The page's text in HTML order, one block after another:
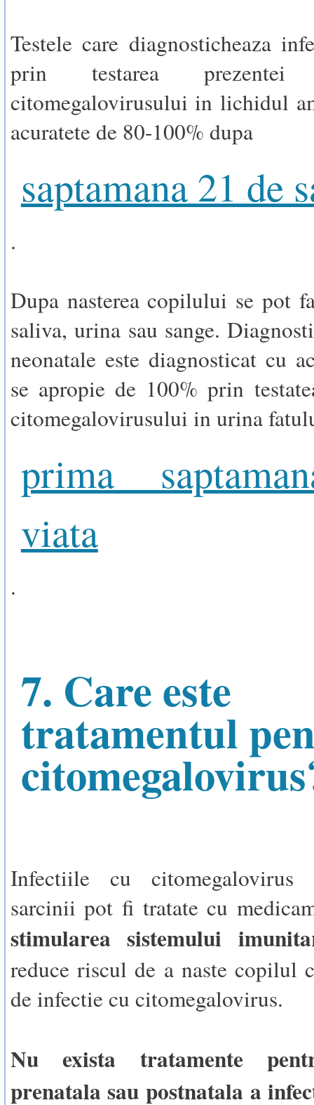
Testele care diagnosticheaza
prin testarea prezentei
citomegalovirusului in lichidul
acuratete de 80-100% dupa
saptamana 21 de
.
Dupa nasterea copilului se pot
saliva, urina sau sange.
neonatale este diagnosticat cu
se apropie de 100% prin
citomegalovirusului in urina
prima
viata
.
7. Care este
tratamentul
Infectiile cu
sarcinii pot fi tratate cu
stimularea sistemului
reduce riscul de a naste copilul
de infectie cu citomegalovirus.
Nu exista tratamente
prenatala sau postnatala a